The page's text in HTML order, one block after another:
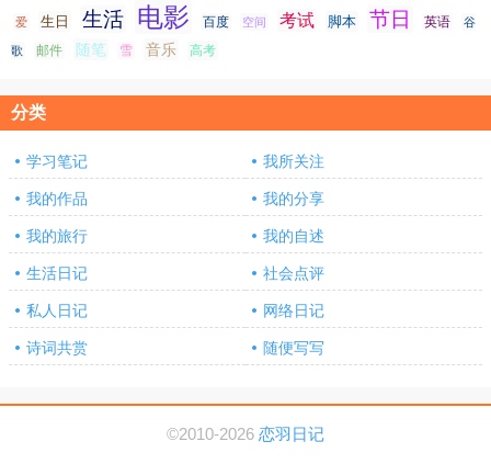
爱 生日 生活 电影 百度 空间 考试 脚本 节日 英语 谷
歌 邮件 随笔 雪 音乐 高考
分类
学习笔记 我所关注
我的作品 我的分享
我的旅行 我的自述
生活日记 社会点评
私人日记 网络日记
诗词共赏 随便写写
©2010-2026 恋羽日记